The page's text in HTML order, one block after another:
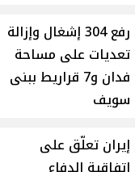
رفع 304 إشغال وإزالة
تعديات على مساحة
فدان و7 قراريط ببنى
سويف
إيران تعلّق على